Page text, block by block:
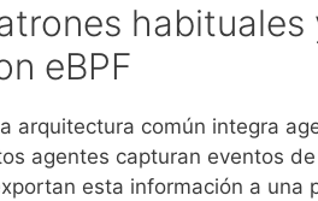
eBPF
arquitectura común integra
agentes capturan eventos
esta información a una